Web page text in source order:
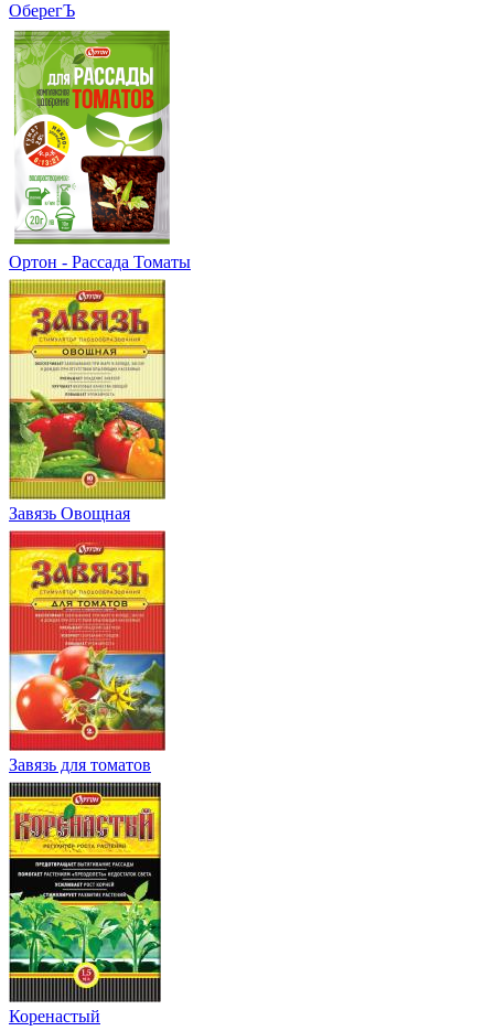
ОберегЪ
Ортон - Рассада Томаты
Завязь Овощная
Завязь для томатов
Коренастый